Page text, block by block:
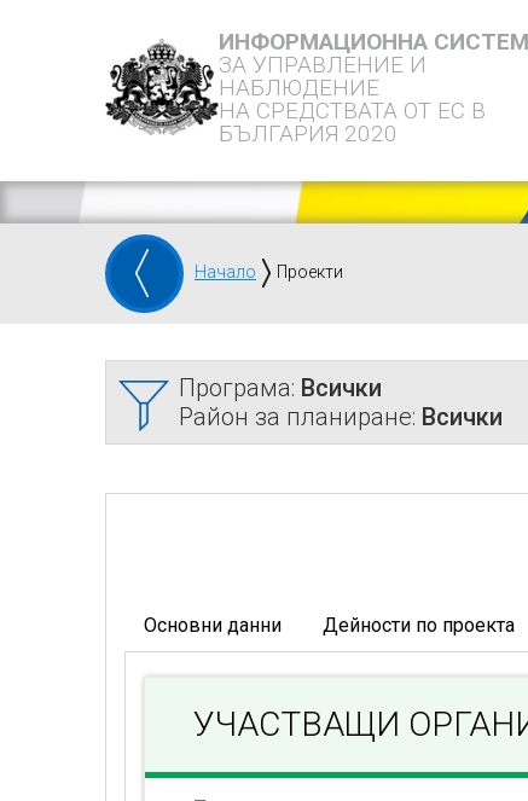
ИНФОРМАЦИОННА
ЗА УПРАВЛЕНИЕ И
НАБЛЮДЕНИЕ
НА СРЕДСТВАТА ОТ ЕС В
БЪЛГАРИЯ 2020
Начало Проекти
Програма: Всички
Район за планиране: Всички
Основни данни Дейности по проекта
УЧАСТВАЩИ